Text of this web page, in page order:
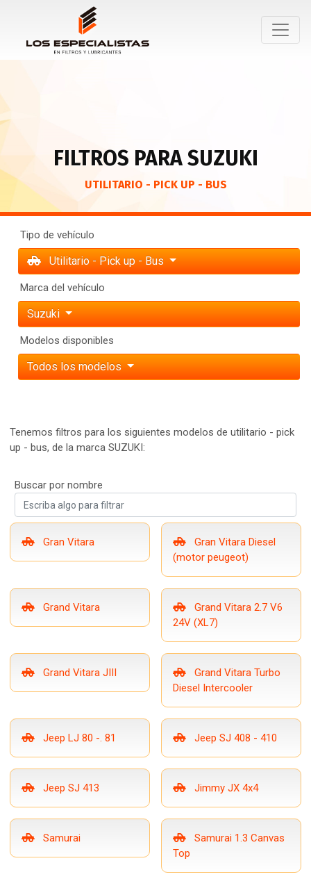
FILTROS PARA SUZUKI
UTILITARIO - PICK UP - BUS
Tipo de vehículo
Utilitario - Pick up - Bus
Marca del vehículo
Suzuki
Modelos disponibles
Todos los modelos
Tenemos filtros para los siguientes modelos de utilitario - pick
up - bus, de la marca SUZUKI:
Buscar por nombre
Gran Vitara
Gran Vitara Diesel
(motor peugeot)
Grand Vitara
Grand Vitara 2.7 V6
24V (XL7)
Grand Vitara JIII
Grand Vitara Turbo
Diesel Intercooler
Jeep LJ 80 -. 81 Jeep SJ 408 - 410
Jeep SJ 413 Jimmy JX 4x4
Samurai
Samurai 1.3 Canvas
Top